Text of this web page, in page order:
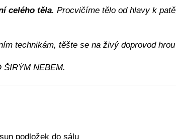
celého těla. Procvičíme tělo od hlavy k
technikám, těšte se na živý doprovod
ŠIRÝM NEBEM.
podložek do sálu